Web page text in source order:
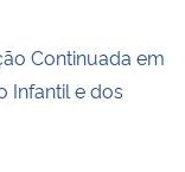
Continuada em
Infantil e dos